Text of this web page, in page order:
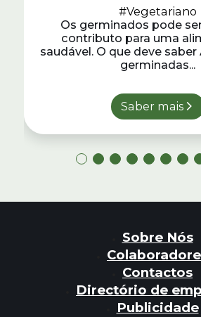
#Vegetariano
Os germinados pode
contributo para uma
saudável. O que deve
germinadas...
Saber mais
Sobre Nós
Contactos
Directório de
Publicidade